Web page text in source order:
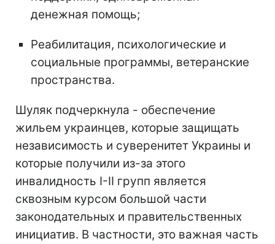
денежная помощь;
Реабилитация, психологические и
социальные программы, ветеранские
пространства.
Шуляк подчеркнула - обеспечение
жильем украинцев, которые защищать
независимость и суверенитет Украины и
которые получили из-за этого
инвалидность I-II групп является
сквозным курсом большой части
законодательных и правительственных
инициатив. В частности, это важная часть